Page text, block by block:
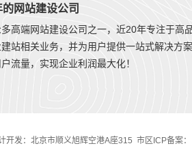
网站建设公司
高端网站建设公司之一，近20年专注于高
站相关业务，并为用户提供一站式解决方
流量，实现企业利润最大化！
开发：北京市顺义旭辉空港A座315 市区ICP备